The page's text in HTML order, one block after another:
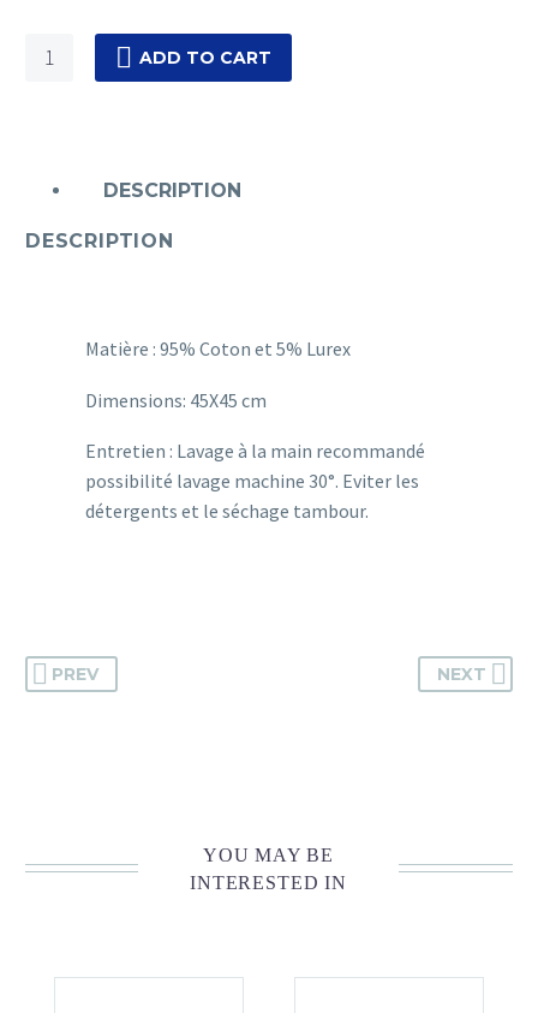
Fabi
quantity
ADD TO CART
DESCRIPTION
DESCRIPTION
Matière : 95% Coton et 5% Lurex
Dimensions: 45X45 cm
Entretien : Lavage à la main recommandé
possibilité lavage machine 30°. Eviter les
détergents et le séchage tambour.
PREV NEXT
YOU MAY BE
INTERESTED IN